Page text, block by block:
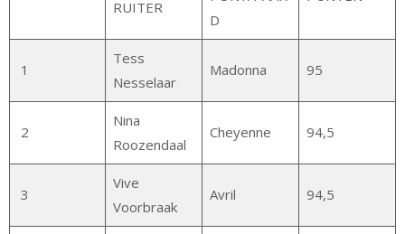
RUITER
D
1
Tess
Nesselaar
Madonna 95
2
Nina
Roozendaal
Cheyenne 94,5
3
Vive
Voorbraak
Avril 94,5